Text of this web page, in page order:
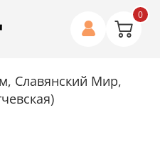
0
Славянский Мир,